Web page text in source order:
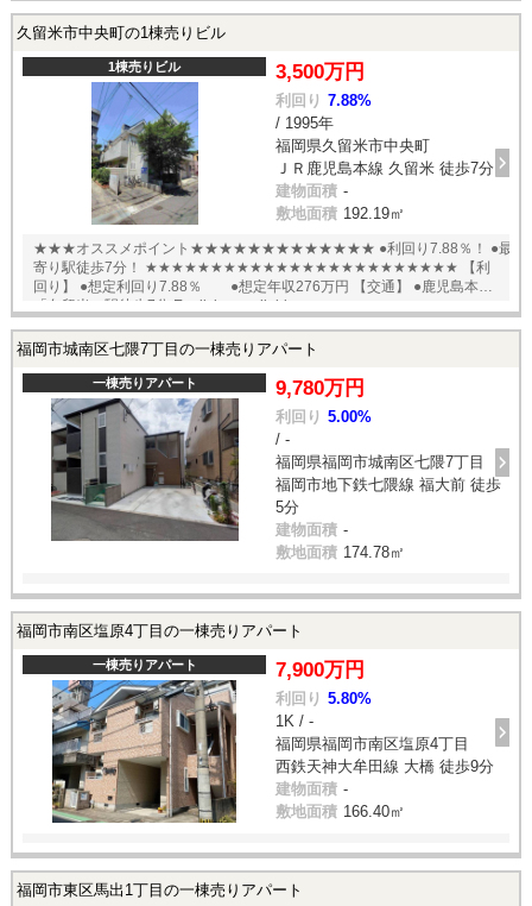
久留米市中央町の1棟売りビル
1棟売りビル 3,500万円
利回り 7.88%
/ 1995年
福岡県久留米市中央町
ＪＲ鹿児島本線 久留米 徒歩7分
建物面積 -
敷地面積 192.19㎡
★★★オススメポイント★★★★★★★★★★★★★ ●利回り7.88％！ ●最
寄り駅徒歩7分！ ★★★★★★★★★★★★★★★★★★★★★★★★ 【利
回り】 ●想定利回り7.88％ ●想定年収276万円 【交通】 ●鹿児島本線
「久留米」駅徒歩7分 English available
福岡市城南区七隈7丁目の一棟売りアパート
一棟売りアパート 9,780万円
利回り 5.00%
/ -
福岡県福岡市城南区七隈7丁目
福岡市地下鉄七隈線 福大前 徒歩
5分
建物面積 -
敷地面積 174.78㎡
福岡市南区塩原4丁目の一棟売りアパート
一棟売りアパート 7,900万円
利回り 5.80%
1K / -
福岡県福岡市南区塩原4丁目
西鉄天神大牟田線 大橋 徒歩9分
建物面積 -
敷地面積 166.40㎡
福岡市東区馬出1丁目の一棟売りアパート